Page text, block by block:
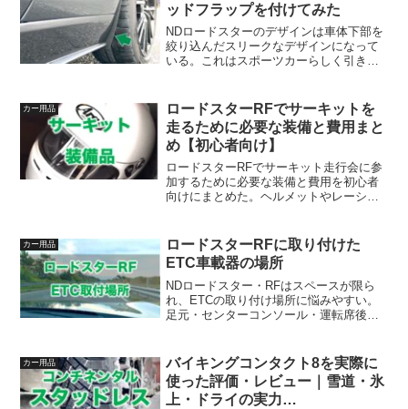
ッドフラップを付けてみた
NDロードスターのデザインは車体下部を
絞り込んだスリークなデザインになって
いる。これはスポーツカーらしく引き締
やすいという悩みがある。同じ悩みを抱
えているNDロードスタ...
カー用品
ロードスターRFでサーキットを
走るために必要な装備と費用まと
め【初心者向け】
ロードスターRFでサーキット走行会に参
加するために必要な装備と費用を初心者
向けにまとめた。ヘルメットやレーシン
まで実体験をもとに解説する。これから
走りたい人は必読。
カー用品
ロードスターRFに取り付けた
ETC車載器の場所
NDロードスター・RFはスペースが限ら
れ、ETCの取り付け場所に悩みやすい。
足元・センターコンソール・運転席後ろ
で解説する。
カー用品
バイキングコンタクト8を実際に
使った評価・レビュー｜雪道・氷
上・ドライの実力